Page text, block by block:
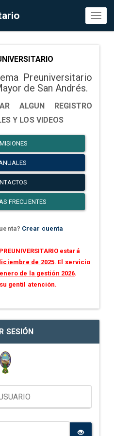
Preuniversitario
de San Andrés.
ALGUN REGISTRO
Y LOS VIDEOS
FRECUENTES
Crear cuenta
estará
de 2025. El servicio
de la gestión 2026.
gentil atención.
SESIÓN